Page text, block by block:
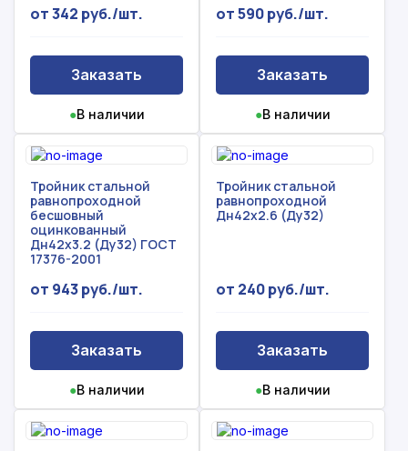
от 342 руб./шт.
Заказать
●В наличии
от 590 руб./шт.
Заказать
●В наличии
Тройник стальной
равнопроходной
бесшовный
оцинкованный
Дн42х3.2 (Ду32) ГОСТ
17376-2001
от 943 руб./шт.
Заказать
●В наличии
Тройник стальной
равнопроходной
Дн42х2.6 (Ду32)
от 240 руб./шт.
Заказать
●В наличии